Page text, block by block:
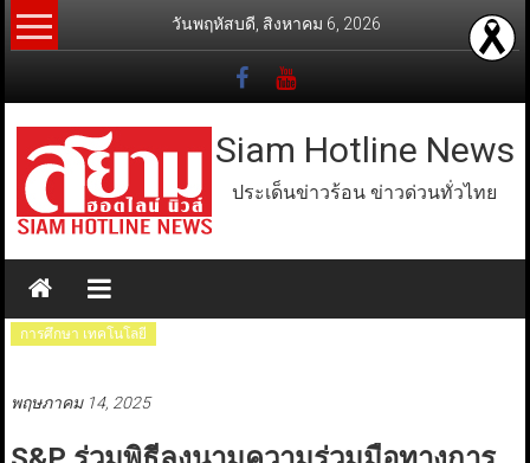
Skip
to
วันพฤหัสบดี, สิงหาคม 6, 2026
Siam Hotline News
ประเด็นข่าวร้อน ข่าวด่วนทั่วไทย
การศึกษา เทคโนโลยี
พฤษภาคม 14, 2025